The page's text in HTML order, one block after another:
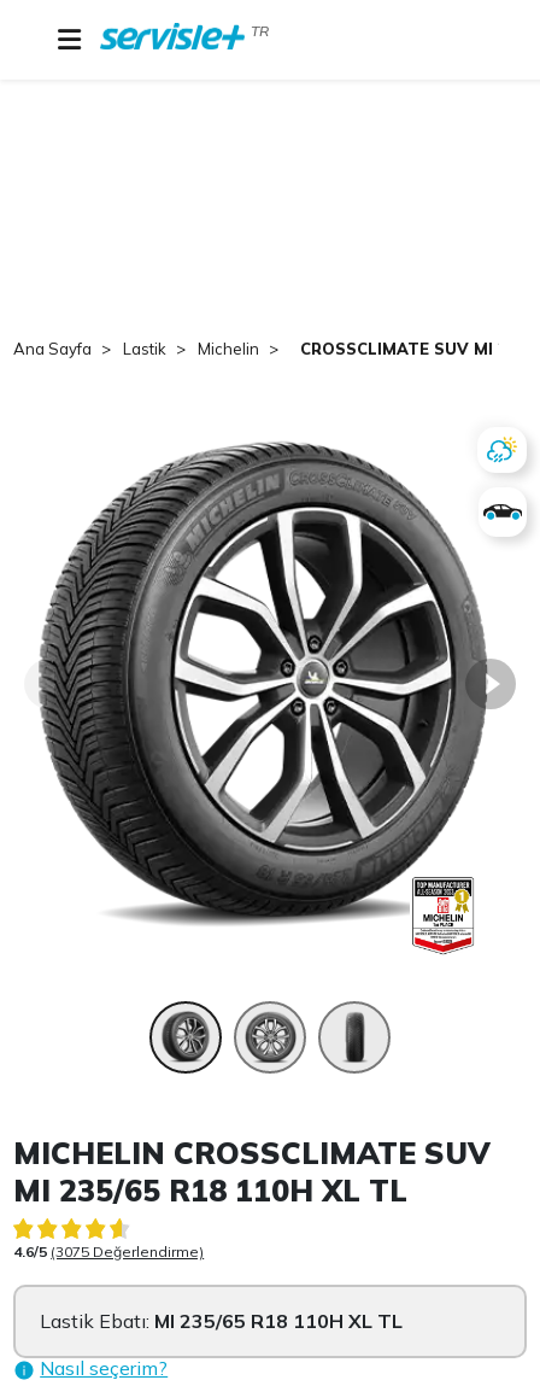
TR
Ana Sayfa Lastik Michelin CROSSCLIMATE SUV MI
Item 1 of 3
MICHELIN CROSSCLIMATE SUV
MI 235/65 R18 110H XL TL
4.6/5 (3075 Değerlendirme)
Lastik Ebatı: MI 235/65 R18 110H XL TL
Nasıl seçerim?